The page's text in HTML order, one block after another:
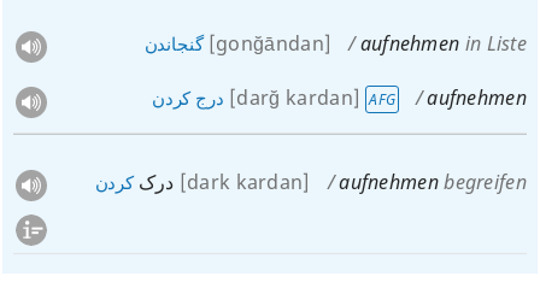
گنجاندن [gonğāndan] aufnehmen in Liste
درج کردن [darğ kardan] AFG aufnehmen
درککردن [dark kardan] aufnehmenbegreifen